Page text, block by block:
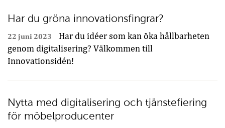
Har du gröna innovationsfingrar?
22 juni 2023
Har du idéer som kan öka hållbarheten
genom digitalisering? Välkommen till
Innovationsidén!
Nytta med digitalisering och tjänstefiering
för möbelproducenter